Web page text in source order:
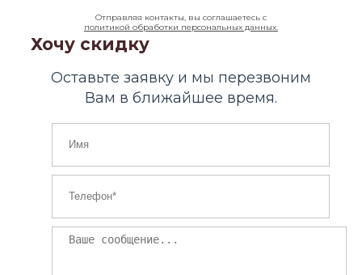
Отправляя контакты, вы соглашаетесь с
политикой обработки персональных данных.
Хочу скидку
Оставьте заявку и мы перезвоним
Вам в ближайшее время.